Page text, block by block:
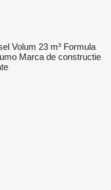
Volum 23 m³ Formula
Marca de constructie